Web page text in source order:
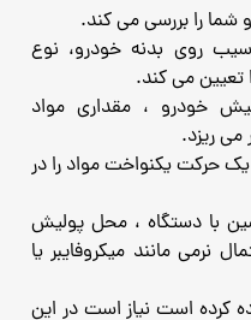
شما را بررسی می کند.
روی بدنه خودرو، نوع
تعیین می کند.
خودرو ، مقداری مواد
ریزد.
حرکت یکنواخت مواد را در
با دستگاه ، محل پولیش
نرمی مانند میکروفایبر یا
کرده است نیاز است در این